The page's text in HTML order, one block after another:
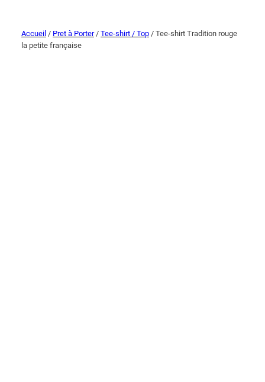
Accueil / Pret à Porter/ Tee-shirt / Top / Tee-shirt Tradition rouge
la petite française